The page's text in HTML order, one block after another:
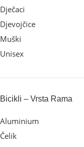
Dječaci
Djevojčice
Muški
Unisex
Bicikli – Vrsta Rama
Aluminium
Čelik